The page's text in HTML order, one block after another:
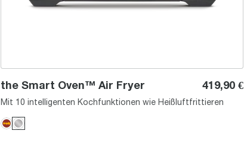
the Smart Oven™ Air Fryer 419,90 €
Mit 10 intelligenten Kochfunktionen wie Heißluftfrittieren